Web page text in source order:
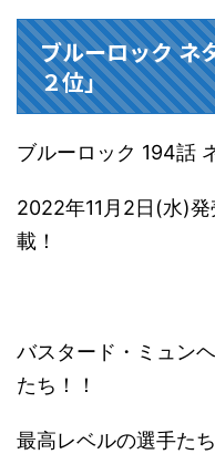
ブルーロック ネ
２位」
ブルーロック 194話
2022年11月2日(水)
載！
バスタード・ミュン
たち！！
最高レベルの選手た